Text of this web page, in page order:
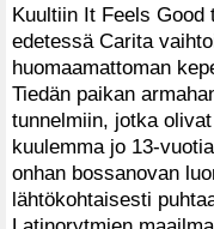
Kuultiin It Feels Good
edetessä Carita
huomaamattoman
Tiedän paikan
tunnelmiin, jotka
kuulemma jo 13-
onhan bossanovan
lähtökohtaisesti